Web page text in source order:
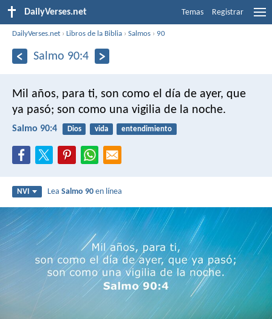
DailyVerses.net Temas Registrar
DailyVerses.net ›Libros de la Biblia ›Salmos › 90
Salmo 90:4
Mil años, para ti, son como el día de ayer, que
ya pasó; son como una vigilia de la noche.
Salmo 90:4 Dios vida entendimiento
NVI LeaSalmo 90 en línea